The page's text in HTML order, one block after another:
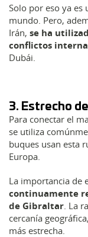
Solo por eso ya es
mundo. Pero,
Irán, se ha
conflictos
Dubái.
3. Estrecho
Para conectar el
se utiliza
buques usan esta
Europa.
La importancia de
continuamente
de Gibraltar. La
cercanía
más estrecha.